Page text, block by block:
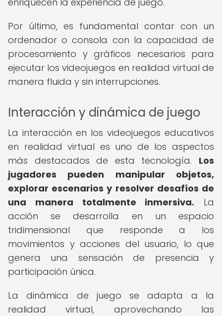
Por último, es fundamental contar con un
ordenador o consola con la capacidad de
procesamiento y gráficos necesarios para
ejecutar los videojuegos en realidad virtual de
manera fluida y sin interrupciones.
Interacción y dinámica de juego
La interacción en los videojuegos educativos
en realidad virtual es uno de los aspectos
más destacados de esta tecnología. Los
jugadores pueden manipular objetos,
explorar escenarios y resolver desafíos de
una manera totalmente inmersiva. La
acción se desarrolla en un espacio
tridimensional que responde a los
movimientos y acciones del usuario, lo que
genera una sensación de presencia y
participación única.
La dinámica de juego se adapta a la
realidad virtual, aprovechando las